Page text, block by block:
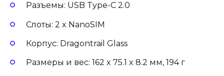
Разъемы: USB Type-C 2.0
Слоты: 2 x NanoSIM
Корпус: Dragontrail Glass
Размеры и вес: 162 x 75.1 x 8.2 мм, 194 г